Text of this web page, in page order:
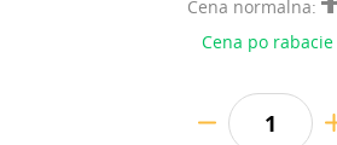
Cena normalna:
Cena po rabacie